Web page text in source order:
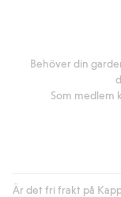
Behöver din
Som medlem
Är det fri frakt på